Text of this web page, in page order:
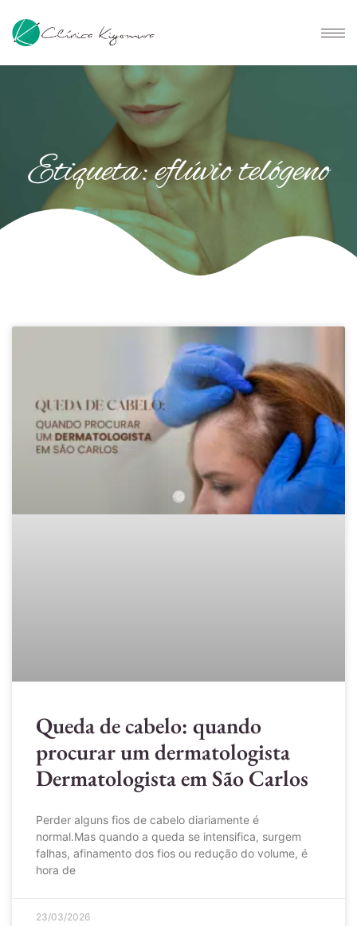
Etiqueta: eflúvio telógeno
Queda de cabelo: quando
procurar um dermatologista
Dermatologista em São Carlos
Perder alguns fios de cabelo diariamente é
normal.Mas quando a queda se intensifica, surgem
falhas, afinamento dos fios ou redução do volume, é
hora de
23/03/2026